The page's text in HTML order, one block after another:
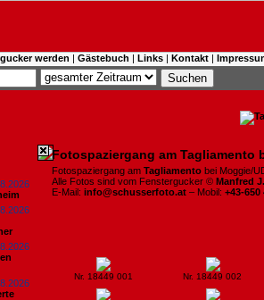
werden | Gästebuch | Links | Kontakt |
Fotospaziergang am Tagliamento
Fotospaziergang am Tagliamento bei Moggie/
Alle Fotos sind vom Fenstergucker © Manfred
E-Mail: info@schusserfoto.at – Mobil: +43-650
Nr. 18449 001 Nr. 18449 002